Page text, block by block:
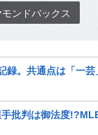
ンドバックス
録。共通点は「一
批判は御法度